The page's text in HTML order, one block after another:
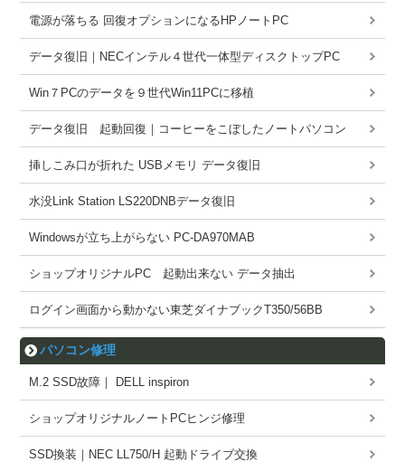
電源が落ちる 回復オプションになるHPノートPC
データ復旧｜NECインテル４世代一体型ディスクトップPC
Win７PCのデータを９世代Win11PCに移植
データ復旧 起動回復｜コーヒーをこぼしたノートパソコン
挿しこみ口が折れた USBメモリ データ復旧
水没Link Station LS220DNBデータ復旧
Windowsが立ち上がらない PC-DA970MAB
ショップオリジナルPC 起動出来ない データ抽出
ログイン画面から動かない東芝ダイナブックT350/56BB
パソコン修理
M.2 SSD故障｜ DELL inspiron
ショップオリジナルノートPCヒンジ修理
SSD換装｜NEC LL750/H 起動ドライブ交換